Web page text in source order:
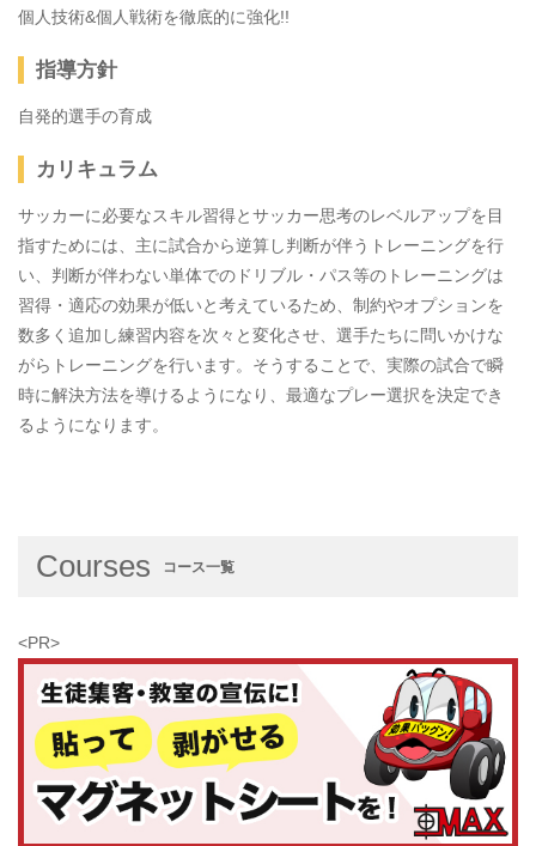
個人技術&個人戦術を徹底的に強化!!
指導方針
自発的選手の育成
カリキュラム
サッカーに必要なスキル習得とサッカー思考のレベルアップを目
指すためには、主に試合から逆算し判断が伴うトレーニングを行
い、判断が伴わない単体でのドリブル・パス等のトレーニングは
習得・適応の効果が低いと考えているため、制約やオプションを
数多く追加し練習内容を次々と変化させ、選手たちに問いかけな
がらトレーニングを行います。そうすることで、実際の試合で瞬
時に解決方法を導けるようになり、最適なプレー選択を決定でき
るようになります。
Courses コース一覧
<PR>